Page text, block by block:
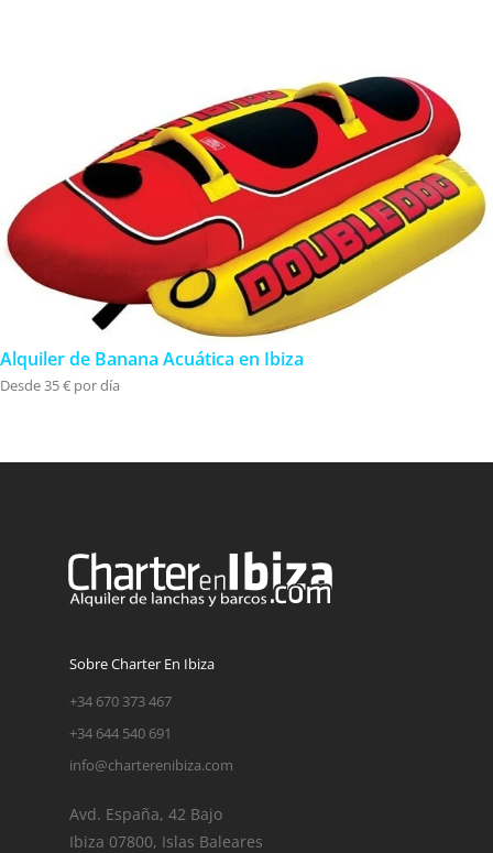
Alquiler de Banana Acuática en Ibiza
Desde 35 € por día
Sobre Charter En Ibiza
+34 670 373 467
+34 644 540 691
info@charterenibiza.com
Avd. España, 42 Bajo
Ibiza 07800, Islas Baleares